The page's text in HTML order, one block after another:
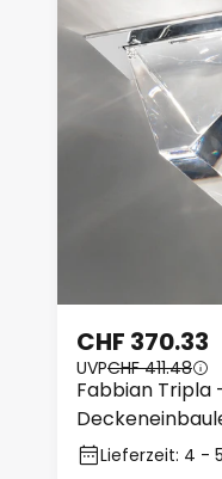
Fabbian Tripla
CHF 370.33
UVPCHF 411.48
Lieferzeit: 4 -